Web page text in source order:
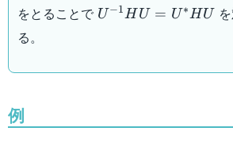
をとることで U^{-1}HU=U^*
U −1H U = U∗HU
る。
例